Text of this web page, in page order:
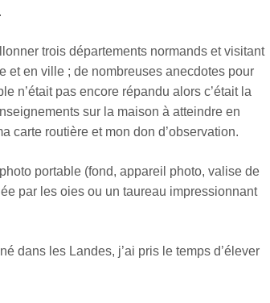
.
trois départements normands et visitant
et en ville ; de nombreuses anecdotes pour
n’était pas encore répandu alors c’était la
sur la maison à atteindre en
carte routière et mon don d’observation.
portable (fond, appareil photo, valise de
par les oies ou un taureau impressionnant
dans les Landes, j’ai pris le temps d’élever